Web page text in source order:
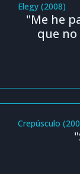
Elegy (2008)
"Me he
que
Crepúsculo